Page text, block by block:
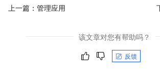
上一篇： 管理应用
该文章对您有帮助吗？
反馈